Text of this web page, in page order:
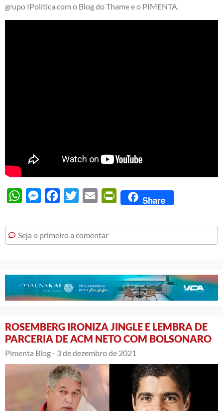
grupo IPolítica com o Blog do Thame e o PIMENTA.
WhatsAppMessengerFacebook
Twitter Email PrintFriendly
Share
Seja o primeiro a comentar
ROSEMBERG IRONIZA JINGLE E LEMBRA DE
PARCERIA DE ACM NETO COM BOLSONARO
Pimenta Blog - 3 de dezembro de 2021